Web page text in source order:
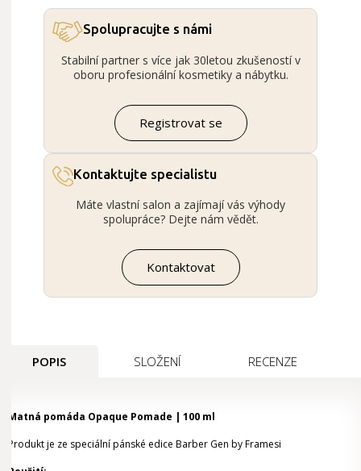
Spolupracujte s námi
Stabilní partner s více jak 30letou zkušeností v
oboru profesionální kosmetiky a nábytku.
Registrovat se
Kontaktujte specialistu
Máte vlastní salon a zajímají vás výhody
spolupráce? Dejte nám vědět.
Kontaktovat
POPIS SLOŽENÍ RECENZE
Matná pomáda Opaque Pomade | 100 ml
Produkt je ze speciální pánské edice Barber Gen by Framesi